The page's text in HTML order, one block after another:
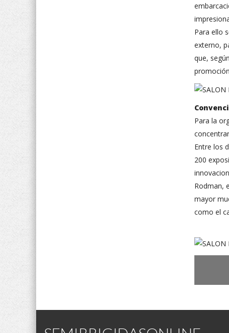
Para ello
externo,
que,
Para la
Entre los
200
Rodman,
mayor
como el